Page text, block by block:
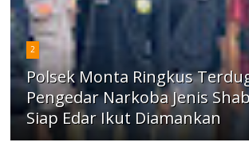
2
Polsek Monta Ringkus
Pengedar Narkoba Jenis
Siap Edar Ikut Diamankan